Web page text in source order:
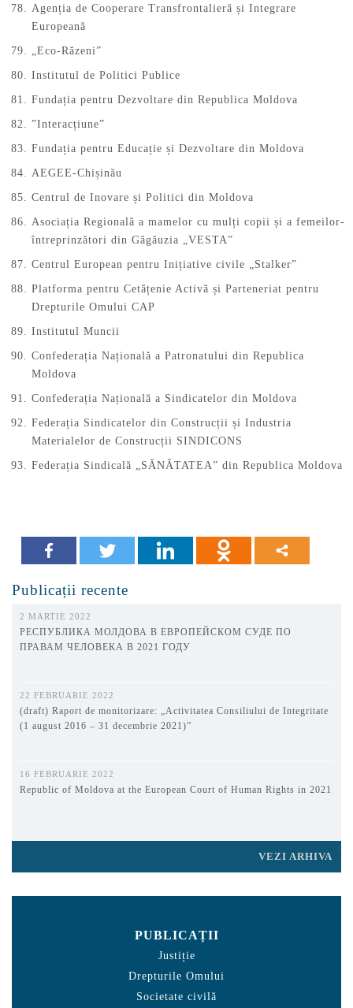
Agenția de Cooperare Transfrontalieră și Integrare
Europeană
„Eco-Răzeni”
Institutul de Politici Publice
Fundația pentru Dezvoltare din Republica Moldova
”Interacțiune”
Fundația pentru Educație și Dezvoltare din Moldova
AEGEE-Chișinău
Centrul de Inovare și Politici din Moldova
Asociația Regională a mamelor cu mulți copii și a femeilor-
întreprinzători din Găgăuzia „VESTA”
Centrul European pentru Inițiative civile „Stalker”
Platforma pentru Cetățenie Activă și Parteneriat pentru
Drepturile Omului CAP
Institutul Muncii
Confederația Națională a Patronatului din Republica
Moldova
Confederația Națională a Sindicatelor din Moldova
Federația Sindicatelor din Construcții și Industria
Materialelor de Construcții SINDICONS
Federația Sindicală „SĂNĂTATEA” din Republica Moldova
Publicații recente
2 MARTIE 2022
РЕСПУБЛИКА МОЛДОВА В ЕВРОПЕЙСКОМ СУДЕ ПО
ПРАВАМ ЧЕЛОВЕКА В 2021 ГОДУ
22 FEBRUARIE 2022
(draft) Raport de monitorizare: „Activitatea Consiliului de Integritate
(1 august 2016 – 31 decembrie 2021)”
16 FEBRUARIE 2022
Republic of Moldova at the European Court of Human Rights in 2021
VEZI ARHIVA
PUBLICAȚII
Justiție
Drepturile Omului
Societate civilă